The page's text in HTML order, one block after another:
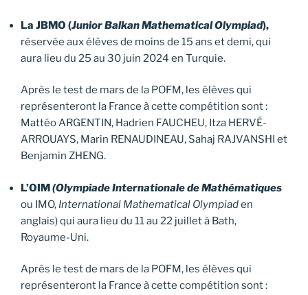
La JBMO (Junior Balkan Mathematical Olympiad),
réservée aux élèves de moins de 15 ans et demi, qui
aura lieu du 25 au 30 juin 2024 en Turquie.
Après le test de mars de la POFM, les élèves qui
représenteront la France à cette compétition sont :
Mattéo ARGENTIN, Hadrien FAUCHEU, Itza HERVÉ-
ARROUAYS, Marin RENAUDINEAU, Sahaj RAJVANSHI et
Benjamin ZHENG.
L’OIM(Olympiade Internationale de Mathématiques
ou IMO, International Mathematical Olympiaden
anglais) qui aura lieu du 11 au 22 juillet à Bath,
Royaume-Uni.
Après le test de mars de la POFM, les élèves qui
représenteront la France à cette compétition sont :